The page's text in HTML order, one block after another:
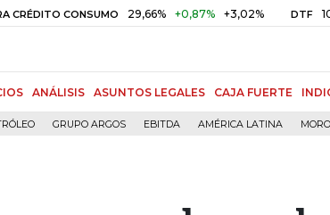
CONSUMO 29,66% +0,87% +3,02% DTF 10,34%
ANÁLISIS ASUNTOS LEGALES CAJA FUERTE
GRUPO ARGOS EBITDA AMÉRICA LATINA